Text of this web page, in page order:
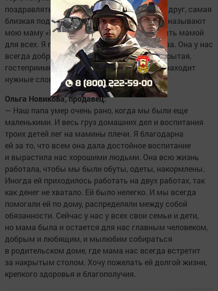
поздравлять. Для меня мама — это лучший друг, самая
близкая подруга. Даже сейчас мои подруги называют
мою маму «Мама Зуля», у неё призвание быть мамой
для всех. Я горжусь ей. И это не просто слова. Она у нас
всегда доброжелательная, отзывчивая, открытая,
гостеприимная. Для детей и внуков всегда находит
нужные слова. Мы ее очень любим.
Ольга Новикова, продавец:
— Наш папа умер очень рано, когда мы были еще
маленькими. И весь груз домашних дел и воспитания
троих детей лег на мамины плечи. Я благодарна
ей за то, что всем она дала достойное воспитание
и вырастила нас хорошими людьми. Она всю жизнь
работала, чтобы мы были обуты, одеты, накормлены.
Иногда ей приходилось работать на двух работах, так
как денег не хватало. Ей было нелегко. И мы всегда
помогали ей по дому, распределяли между собой
обязанности. Сейчас у нас у всех свои семьи и дети,
но мама была и остается для нас главным человеком,
добрым и любящим, и мылюбим собираться
в родительском доме, где мама нас всегда встретит
за накрытым столом. Хочу пожелать ей долгой жизни,
крепкого здоровья и благополучия.